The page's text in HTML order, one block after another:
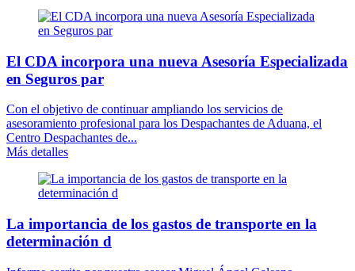
El CDA incorpora una nueva Asesoría Especializada
en Seguros par
Con el objetivo de continuar ampliando los servicios de
asesoramiento profesional para los Despachantes de Aduana, el
Centro Despachantes de...
Más detalles
La importancia de los gastos de transporte en la
determinación d